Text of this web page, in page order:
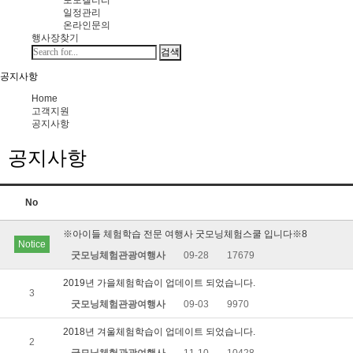
일정관리
온라인문의
행사장찾기
검색
공지사항
Home
고객지원
공지사항
공지사항
No
Notice
※아이들 체험학습 전문 여행사 굿모닝체험스쿨 입니다※8
굿모닝체험관광여행사
09-28 17679
3
2019년 가을체험학습이 업데이트 되었습니다.
굿모닝체험관광여행사
09-03 9970
2
2018년 겨울체험학습이 업데이트 되었습니다.